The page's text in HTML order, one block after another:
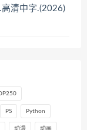
清中字.(2026)
PS Python
动漫 动画